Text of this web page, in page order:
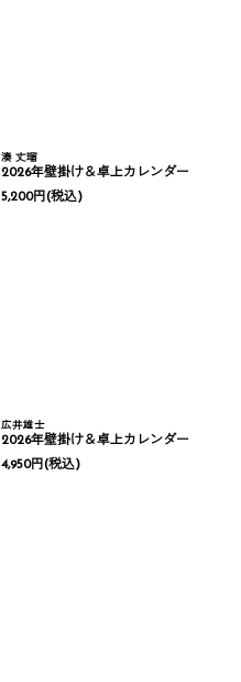
湊 丈瑠
2026年壁掛け＆卓上カレンダー
5,200円(税込)
広井雄士
2026年壁掛け＆卓上カレンダー
4,950円(税込)